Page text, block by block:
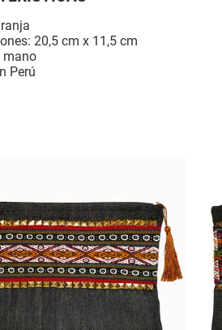
20,5 cm x 11,5 cm
mano
Perú